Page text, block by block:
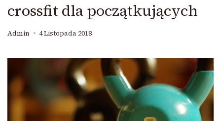
crossfit dla początkujących
Admin 4 Listopada 2018